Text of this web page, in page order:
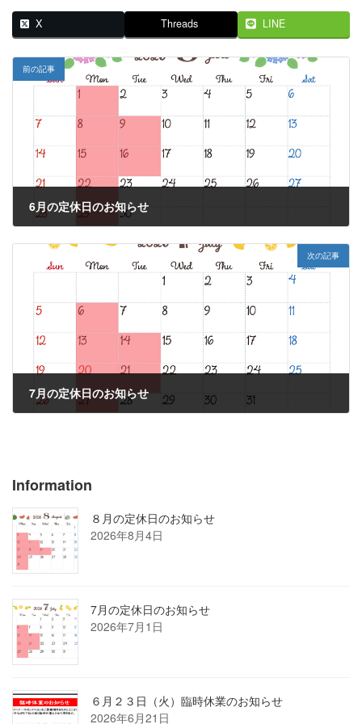
X Threads LINE
前の記事
6月の定休日のお知らせ
次の記事
7月の定休日のお知らせ
Information
８月の定休日のお知らせ
2026年8月4日
7月の定休日のお知らせ
2026年7月1日
６月２３日（火）臨時休業のお知らせ
2026年6月21日